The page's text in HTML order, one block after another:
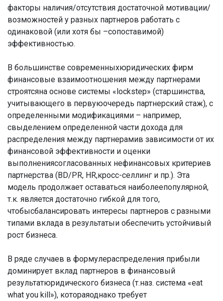
факторы наличия/отсутствия достаточной мотивации/
возможностей у разных партнеров работать с
одинаковой (или хотя бы –сопоставимой)
эффективностью.
В большинстве современныхюридических фирм
финансовые взаимоотношения между партнерами
строятсяна основе системы «lockstep» (старшинства,
учитывающего в первуюочередь партнерский стаж), с
определенными модификациями – например,
свыделением определенной части дохода для
распределения между партнерамив зависимости от их
финансовой эффективности и оценки
выполнениясогласованных нефинансовых критериев
партнерства (BD/PR, HR,кросс-селлинг и пр.). Эта
модель продолжает оставаться наиболеепопулярной,
т.к. является достаточно гибкой для того,
чтобысбалансировать интересы партнеров с разными
типами вклада в результатыи обеспечить устойчивый
рост бизнеса.
В ряде случаев в формулераспределения прибыли
доминирует вклад партнеров в финансовый
результатюридического бизнеса (т.наз. система «eat
what you kill»), котораяоднако требует